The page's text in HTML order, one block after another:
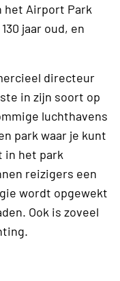
het Airport Park
jaar oud, en
directeur
in zijn soort op
luchthavens
park waar je kunt
in het park
reizigers een
wordt opgewekt
Ook is zoveel